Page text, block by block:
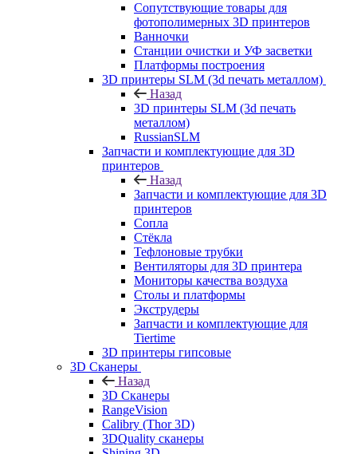
Сопутствующие товары для
фотополимерных 3D принтеров
Ванночки
Станции очистки и УФ засветки
Платформы построения
3D принтеры SLM (3d печать металлом)
Назад
3D принтеры SLM (3d печать
металлом)
RussianSLM
Запчасти и комплектующие для 3D
принтеров
Назад
Запчасти и комплектующие для 3D
принтеров
Сопла
Cтёкла
Тефлоновые трубки
Вентиляторы для 3D принтера
Мониторы качества воздуха
Столы и платформы
Экструдеры
Запчасти и комплектующие для
Tiertime
3D принтеры гипсовые
3D Сканеры
Назад
3D Сканеры
RangeVision
Calibry (Thor 3D)
3DQuality сканеры